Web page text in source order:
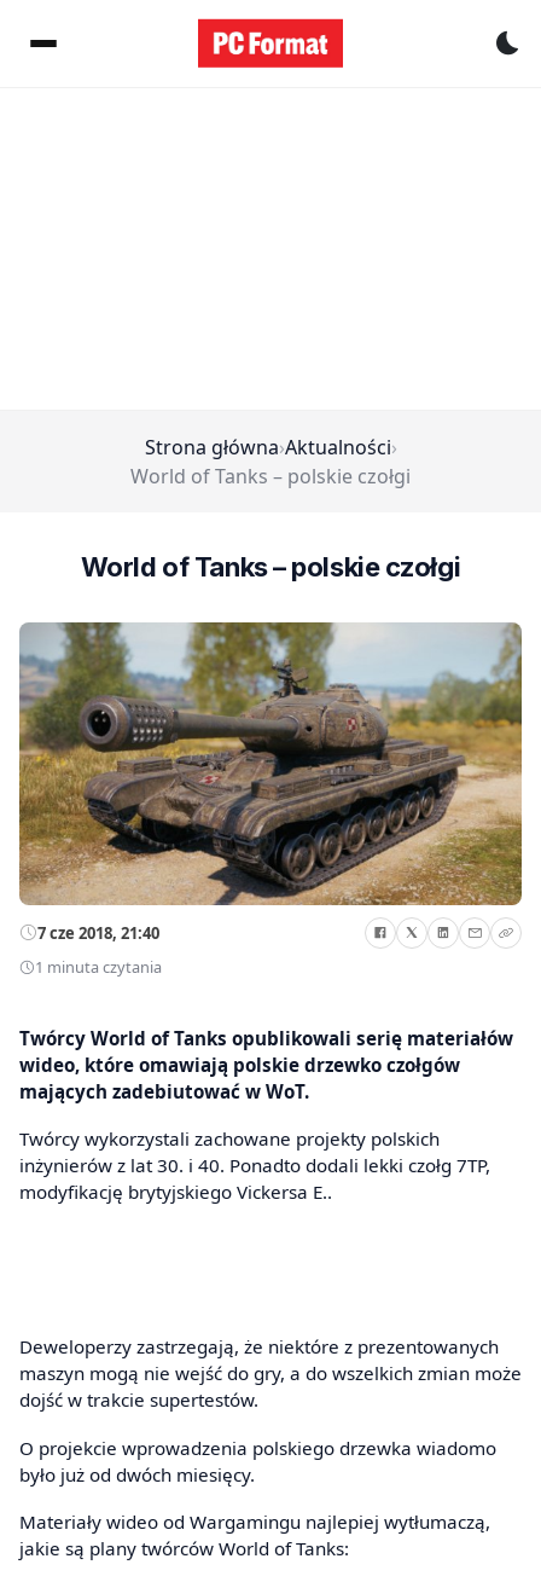
Strona główna›Aktualności›
World of Tanks – polskie czołgi
World of Tanks – polskie czołgi
7 cze 2018, 21:40
1 minuta czytania
Twórcy World of Tanks opublikowali serię materiałów
wideo, które omawiają polskie drzewko czołgów
mających zadebiutować w WoT.
Twórcy wykorzystali zachowane projekty polskich
inżynierów z lat 30. i 40. Ponadto dodali lekki czołg 7TP,
modyfikację brytyjskiego Vickersa E..
Deweloperzy zastrzegają, że niektóre z prezentowanych
maszyn mogą nie wejść do gry, a do wszelkich zmian może
dojść w trakcie supertestów.
O projekcie wprowadzenia polskiego drzewka wiadomo
było już od dwóch miesięcy.
Materiały wideo od Wargamingu najlepiej wytłumaczą,
jakie są plany twórców World of Tanks: